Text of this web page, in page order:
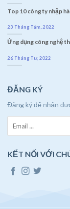
Top 10 công ty nhập
23 Tháng Tám, 2022
Ứng dụng công nghệ
26 Tháng Tư, 2022
ĐĂNG KÝ
Đăng ký để nhận
KẾT NỐI VỚI